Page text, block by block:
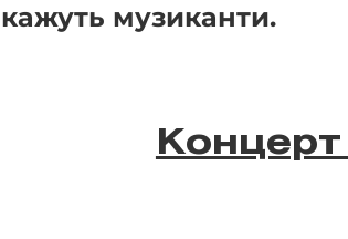
кажуть музиканти.
Концерт